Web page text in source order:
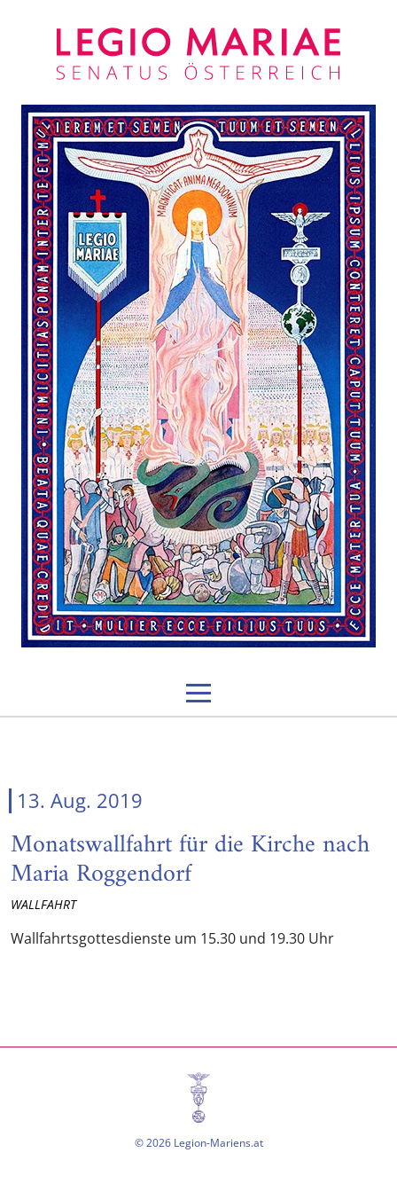
13. Aug. 2019
Monatswallfahrt für die Kirche nach
Maria Roggendorf
WALLFAHRT
Wallfahrtsgottesdienste um 15.30 und 19.30 Uhr
© 2026 Legion-Mariens.at